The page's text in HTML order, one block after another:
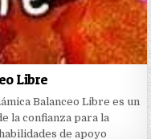
Libre
Balanceo Libre es un
la confianza para la
de apoyo